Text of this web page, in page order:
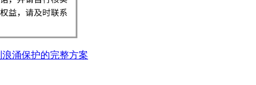
涌保护的完整方案